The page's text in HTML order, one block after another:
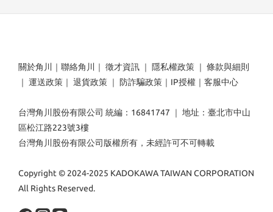
關於角川 ｜ 聯絡角川 ｜ 徵才資訊 ｜ 隱私權政策 ｜ 條款與細則
｜ 運送政策 ｜ 退貨政策 ｜ 防詐騙政策 ｜ IP授權 ｜ 客服中心
台灣角川股份有限公司 統編：16841747 ｜ 地址：臺北市中山
區松江路223號3樓
台灣角川股份有限公司版權所有，未經許可不可轉載
Copyright © 2024-2025 KADOKAWA TAIWAN CORPORATION
All Rights Reserved.